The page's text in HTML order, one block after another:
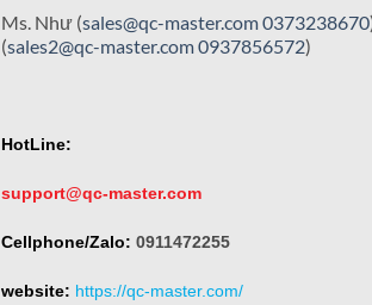
Ms. Như (sales@qc-master.com0373238670
(sales2@qc-master.com0937856572)
HotLine:
support@qc-master.com
Cellphone/Zalo: 0911472255
website: https://qc-master.com/